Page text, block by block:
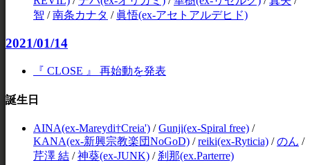
智 /南条カナタ / 眞悟(ex-アセトアルデヒド)
2021/01/14
『 CLOSE 』 再始動を発表
誕生日
AINA(ex-Mareydi†Creia') /Gunji(ex-Spiral free) /
KANA(ex-新興宗教楽団NoGoD) /reiki(ex-Ryticia) /のん /
芹澤 結 /神葵(ex-JUNK) / 刹那(ex.Parterre)